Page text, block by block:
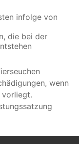
infolge von
die bei der
wenn
vorliegt.